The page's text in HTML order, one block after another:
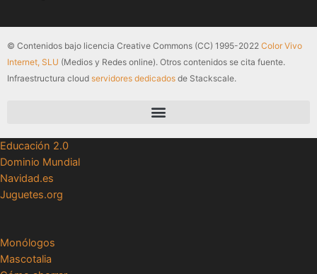
© Contenidos bajo licencia Creative Commons (CC) 1995-2022 Color Vivo
Internet, SLU (Medios y Redes online). Otros contenidos se cita fuente.
Infraestructura cloud servidores dedicados de Stackscale.
Educación 2.0
Dominio Mundial
Navidad.es
Juguetes.org
Monólogos
Mascotalia